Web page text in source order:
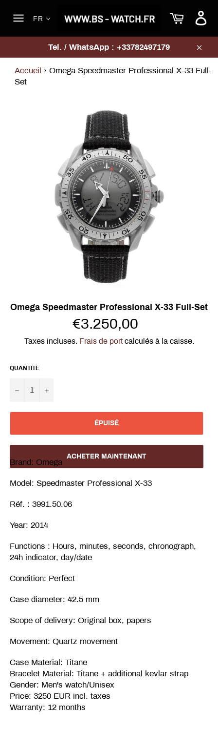
FR Panier
Tel. / WhatsApp : +33782497179
Accueil › Omega Speedmaster Professional X-33 Full-
Set
Omega Speedmaster Professional X-33 Full-Set
Prix
régulier
€3.250,00
Taxes incluses. Frais de portcalculés à la caisse.
QUANTITÉ
− +
ÉPUISÉ
ACHETER MAINTENANT
Brand: Omega
Model: Speedmaster Professional X-33
Réf. : 3991.50.06
Year: 2014
Functions : Hours, minutes, seconds, chronograph,
24h indicator, day/date
Condition: Perfect
Case diameter: 42.5 mm
Scope of delivery: Original box, papers
Movement: Quartz movement
Case Material: Titane
Bracelet Material: Titane + additional kevlar strap
Gender: Men's watch/Unisex
Price: 3250 EUR incl. taxes
Warranty: 12 months